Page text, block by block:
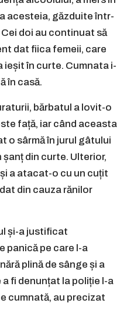
acesteia, găzduite într-
doi au continuat să
dat fiica femeii, care
ieșit în curte. Cumnata i-
în casă.
bărbatul a lovit-o
față, iar când aceasta
o sârmă în jurul gâtului
din curte. Ulterior,
a atacat-o cu un cuțit
din cauza rănilor
și-a justificat
panică pe care l-a
plină de sânge și a
fi denunțat la poliție l-a
cumnată, au precizat